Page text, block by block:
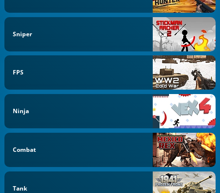
Sniper
FPS
Ninja
Combat
Tank